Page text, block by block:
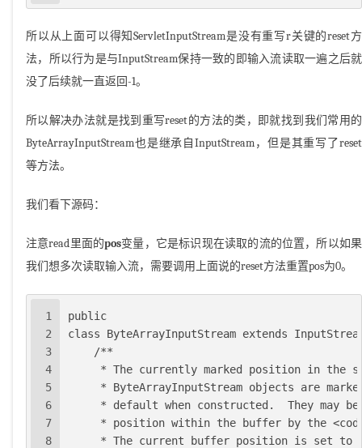
所以从上面可以得知ServletInputStream是没有重写r关键的reset方
法，所以行为是与InputStream保持一致的即输入流读取一遍之后就
没了后续就一直返回-1。
所以解决办法就是找到重写reset的方法的类，即就找到我们常用的
ByteArrayInputStream也是继承自InputStream，但是其重写了reset
等方法。
我们看下源码：
注意read里面的pos变量，它是标识现在读取的流的位置，所以如果
我们想多次读取输入流，需要调用上面说的reset方法重置pos为0。
1
2
3
4
5
6
7
8
public
class ByteArrayInputStream extends
    /**
* The currently marked position in the
* ByteArrayInputStream objects are
* default when constructed.  They may
* position within the buffer by the
* The current buffer position is set to